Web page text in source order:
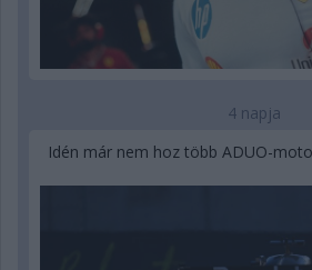
4 napja
Idén már nem hoz több ADUO-